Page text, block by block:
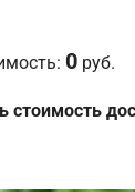
0 руб.
стоимость